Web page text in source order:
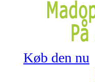
Køb den nu